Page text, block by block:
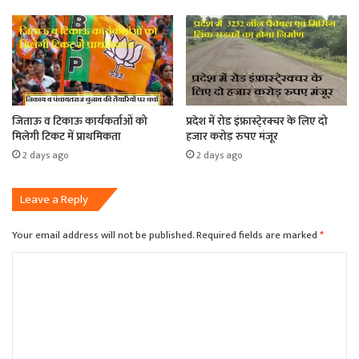
जिताऊ व टिकाऊ कार्यकर्ताओं को
मिलेगी टिकट में प्राथमिकता
2 days ago
प्रदेश में रोड इंफ्रास्टे्रक्चर के लिए दो
हजार करोड़ रुपए मंजूर
2 days ago
Leave a Reply
Your email address will not be published.Required fields are marked*